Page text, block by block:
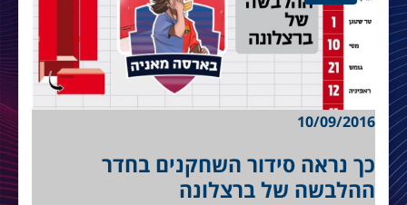
10/09/2016
כך נראה סידור השחקנים בחדר
ההלבשה של ברצלונה